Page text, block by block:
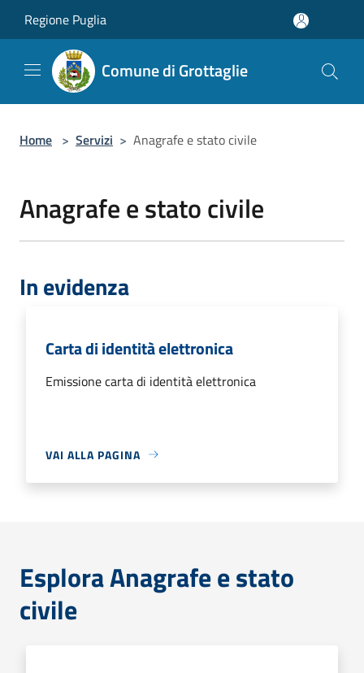
Regione Puglia
Comune di Grottaglie
Home > Servizi > Anagrafe e stato civile
Anagrafe e stato civile
In evidenza
Carta di identità elettronica
Emissione carta di identità elettronica
VAI ALLA PAGINA
Esplora Anagrafe e stato
civile